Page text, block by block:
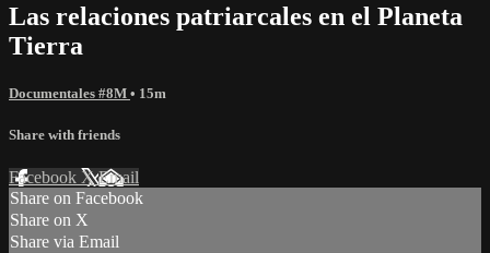
Las relaciones patriarcales en el Planeta
Tierra
Documentales #8M • 15m
Share with friends
Facebook XEmail
Share on Facebook
Share on X
Share via Email